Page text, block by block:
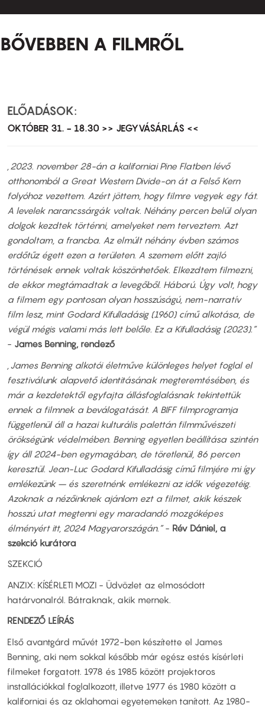
BŐVEBBEN A FILMRŐL
ELŐADÁSOK:
OKTÓBER 31. - 18.30 >> JEGYVÁSÁRLÁS <<
„2023. november 28-án a kaliforniai Pine Flatben lévő
otthonomból a Great Western Divide-on át a Felső Kern
folyóhoz vezettem. Azért jöttem, hogy filmre vegyek egy fát.
A levelek narancssárgák voltak. Néhány percen belül olyan
dolgok kezdtek történni, amelyeket nem terveztem. Azt
gondoltam, a francba. Az elmúlt néhány évben számos
erdőtűz égett ezen a területen. A szemem előtt zajló
történések ennek voltak köszönhetőek. Elkezdtem filmezni,
de ekkor megtámadtak a levegőből. Háború. Úgy volt, hogy
a filmem egy pontosan olyan hosszúságú, nem-narratív
film lesz, mint Godard Kifulladásig (1960) című alkotása, de
végül mégis valami más lett belőle. Ez a Kifulladásig (2023).”
- James Benning, rendező
„James Benning alkotói életműve különleges helyet foglal el
fesztiválunk alapvető identitásának megteremtésében, és
már a kezdetektől egyfajta állásfoglalásnak tekintettük
ennek a filmnek a beválogatását. A BIFF filmprogramja
függetlenül áll a hazai kulturális palettán filmművészeti
örökségünk védelmében. Benning egyetlen beállítása szintén
így áll 2024-ben egymagában, de töretlenül, 86 percen
keresztül. Jean-Luc Godard Kifulladásig című filmjére mi így
emlékezünk – és szeretnénk emlékezni az idők végezetéig.
Azoknak a nézőinknek ajánlom ezt a filmet, akik készek
hosszú utat megtenni egy maradandó mozgóképes
élményért itt, 2024 Magyarországán.”- Rév Dániel, a
szekció kurátora
SZEKCIÓ
ANZIX: KÍSÉRLETI MOZI - Üdvözlet az elmosódott
határvonalról. Bátraknak, akik mernek.
RENDEZŐ LEÍRÁS
Első avantgárd művét 1972-ben készítette el James
Benning, aki nem sokkal később már egész estés kísérleti
filmeket forgatott. 1978 és 1985 között projektoros
installációkkal foglalkozott, illetve 1977 és 1980 között a
kaliforniai és az oklahomai egyetemeken tanított. Az 1980-